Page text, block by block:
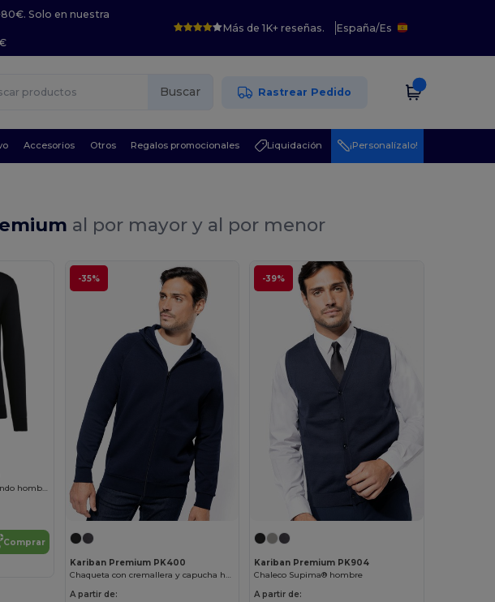
Solo en nuestra
Más de 1K+ reseñas. España/Es
Buscar Rastrear Pedido
Accesorios Otros Regalos promocionales Liquidación ¡Personalízalo!
al por mayor y al por menor
Jersey Supima® cuello redondo hombre
Comprar
-35%
Kariban Premium PK400
Chaqueta con cremallera y capucha hombre
A partir de:
-39%
Kariban Premium PK904
Chaleco Supima® hombre
A partir de: